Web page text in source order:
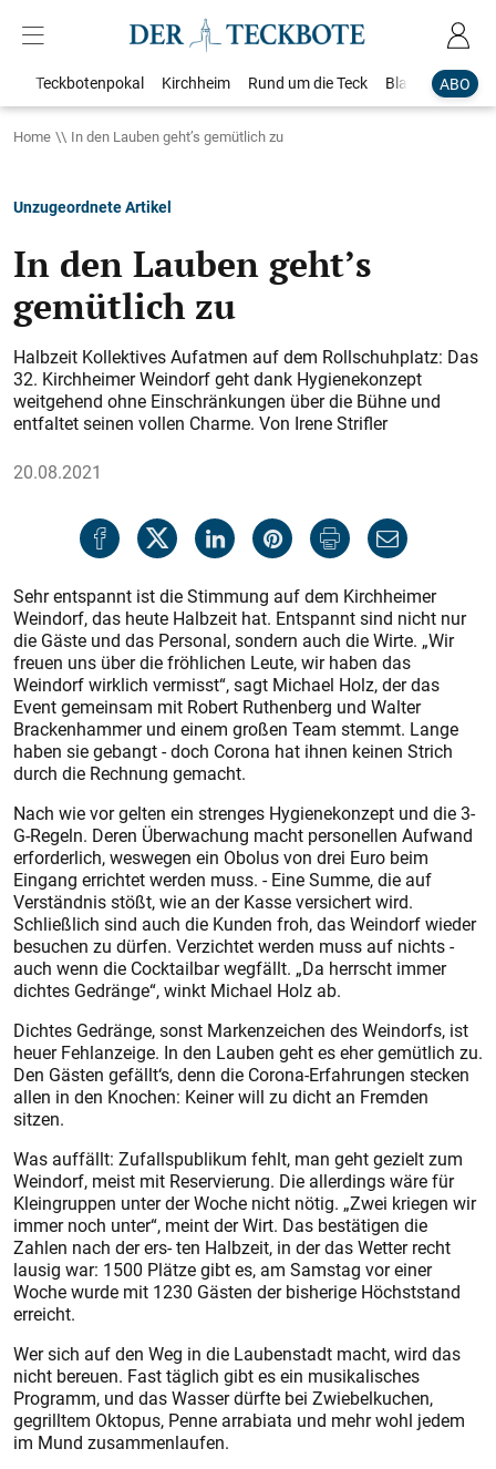
ABO
Teckbotenpokal Kirchheim Rund um die Teck Blaulicht
Home In den Lauben geht’s gemütlich zu
Unzugeordnete Artikel
In den Lauben geht’s
gemütlich zu
Halbzeit Kollektives Aufatmen auf dem Rollschuhplatz: Das
32. Kirchheimer Weindorf geht dank Hygienekonzept
weitgehend ohne Einschränkungen über die Bühne und
entfaltet seinen vollen Charme. Von Irene Strifler
20.08.2021
Sehr entspannt ist die Stimmung auf dem Kirchheimer
Weindorf, das heute Halbzeit hat. Entspannt sind nicht nur
die Gäste und das Personal, sondern auch die Wirte. „Wir
freuen uns über die fröhlichen Leute, wir haben das
Weindorf wirklich vermisst“, sagt Michael Holz, der das
Event gemeinsam mit Robert Ruthenberg und Walter
Brackenhammer und einem großen Team stemmt. Lange
haben sie gebangt - doch Corona hat ihnen keinen Strich
durch die Rechnung gemacht.
Nach wie vor gelten ein strenges Hygienekonzept und die 3-
G-Regeln. Deren Überwachung macht personellen Aufwand
erforderlich, weswegen ein Obolus von drei Euro beim
Eingang errichtet werden muss. - Eine Summe, die auf
Verständnis stößt, wie an der Kasse versichert wird.
Schließlich sind auch die Kunden froh, das Weindorf wieder
besuchen zu dürfen. Verzichtet werden muss auf nichts -
auch wenn die Cocktailbar wegfällt. „Da herrscht immer
dichtes Gedränge“, winkt Michael Holz ab.
Dichtes Gedränge, sonst Markenzeichen des Weindorfs, ist
heuer Fehlanzeige. In den Lauben geht es eher gemütlich zu.
Den Gästen gefällt‘s, denn die Corona-Erfahrungen stecken
allen in den Knochen: Keiner will zu dicht an Fremden
sitzen.
Was auffällt: Zufallspublikum fehlt, man geht gezielt zum
Weindorf, meist mit Reservierung. Die allerdings wäre für
Kleingruppen unter der Woche nicht nötig. „Zwei kriegen wir
immer noch unter“, meint der Wirt. Das bestätigen die
Zahlen nach der ers- ten Halbzeit, in der das Wetter recht
lausig war: 1500 Plätze gibt es, am Samstag vor einer
Woche wurde mit 1230 Gästen der bisherige Höchststand
erreicht.
Wer sich auf den Weg in die Laubenstadt macht, wird das
nicht bereuen. Fast täglich gibt es ein musikalisches
Programm, und das Wasser dürfte bei Zwiebelkuchen,
gegrilltem Oktopus, Penne arrabiata und mehr wohl jedem
im Mund zusammenlaufen.